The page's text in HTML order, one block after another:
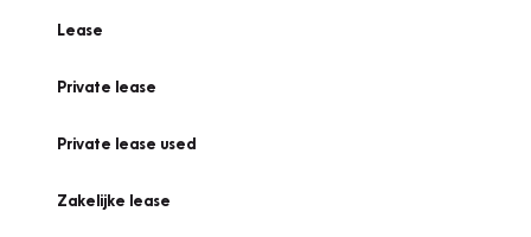
Lease
Private lease
Private lease used
Zakelijke lease